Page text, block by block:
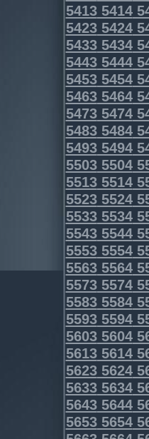
54135414
54235424
54335434
54435444
54535454
54635464
54735474
54835484
54935494
55035504
55135514
55235524
55335534
55435544
55535554
55635564
55735574
55835584
55935594
56035604
56135614
56235624
56335634
56435644
56535654